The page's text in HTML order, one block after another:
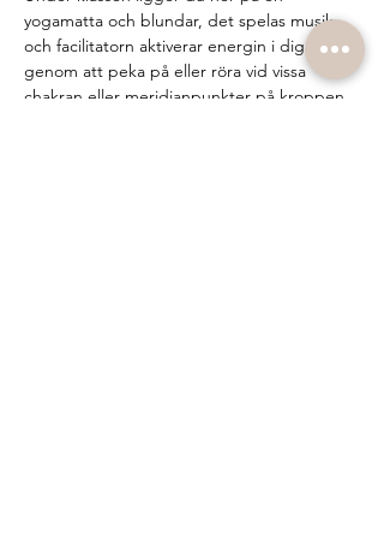
yogamatta och blundar, det spelas musik
och facilitatorn aktiverar energin i dig
genom att peka på eller röra vid vissa
chakran eller meridianpunkter på kroppen.